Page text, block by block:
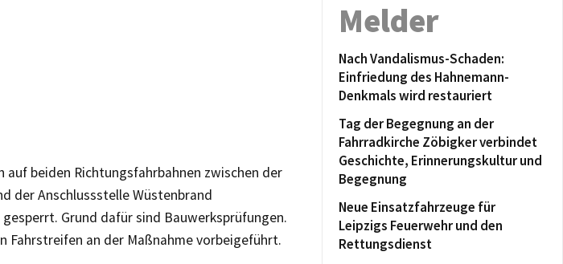
auf beiden Richtungsfahrbahnen zwischen der
der Anschlussstelle Wüstenbrand
Grund dafür sind Bauwerksprüfungen.
Fahrstreifen an der Maßnahme vorbeigeführt.
Melder
Nach Vandalismus-Schaden:
Einfriedung des Hahnemann-
Denkmals wird restauriert
Tag der Begegnung an der
Fahrradkirche Zöbigker verbindet
Geschichte, Erinnerungskultur und
Begegnung
Neue Einsatzfahrzeuge für
Leipzigs Feuerwehr und den
Rettungsdienst